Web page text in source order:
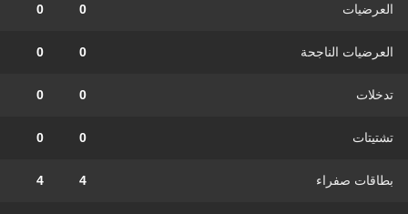
العرضيات 0
0
العرضيات الناجحة 0
0
تدخلات 0
0
تشتيتات 0
0
بطاقات صفراء 4
4